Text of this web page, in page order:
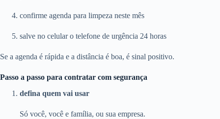
confirme agenda para limpeza neste mês
salve no celular o telefone de urgência 24 horas
Se a agenda é rápida e a distância é boa, é sinal positivo.
Passo a passo para contratar com segurança
defina quem vai usar
Só você, você e família, ou sua empresa.